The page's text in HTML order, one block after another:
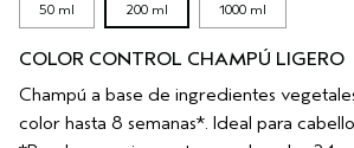
50 ml 200 ml 1000 ml
COLOR CONTROL CHAMPÚ LIGERO
Champú a base de ingredientes
color hasta 8 semanas*. Ideal para